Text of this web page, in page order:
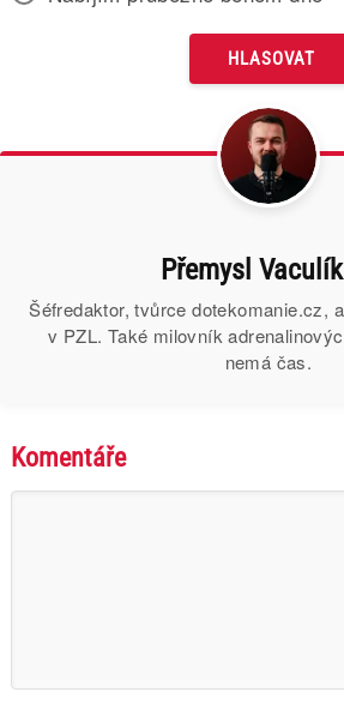
Přemysl Vaculík
Šéfredaktor, tvůrce dotekomanie.cz,
v PZL. Také milovník
nemá čas.
Komentáře